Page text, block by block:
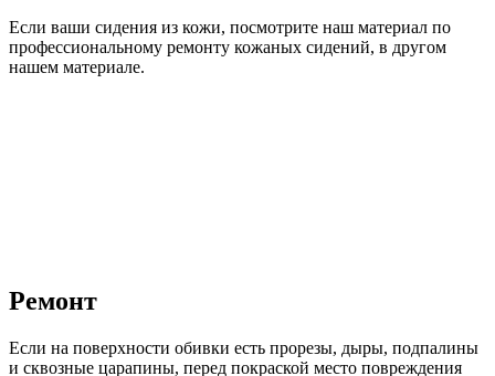
Если ваши сидения из кожи, посмотрите наш материал по
профессиональному ремонту кожаных сидений, в другом
нашем материале.
Ремонт
Если на поверхности обивки есть прорезы, дыры, подпалины
и сквозные царапины, перед покраской место повреждения